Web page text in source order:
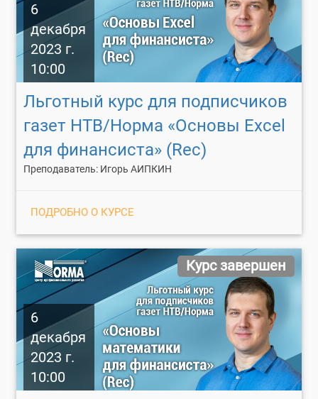
6
декабря
2023 г.
10:00
Льготный курс для подписчиков
газет НТВ/Норма «Основы Excel
для финансиста» (Rec)
Преподаватель: Игорь АИПКИН
ПОДРОБНО О КУРСЕ
6
декабря
2023 г.
10:00
Курс завершен